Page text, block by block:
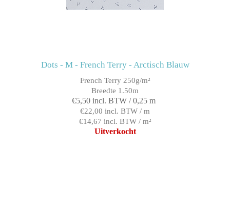
Dots - M - French Terry - Arctisch Blauw
French Terry 250g/m²
Breedte 1.50m
€5,50 incl. BTW / 0,25 m
€22,00 incl. BTW / m
€14,67 incl. BTW / m²
Uitverkocht